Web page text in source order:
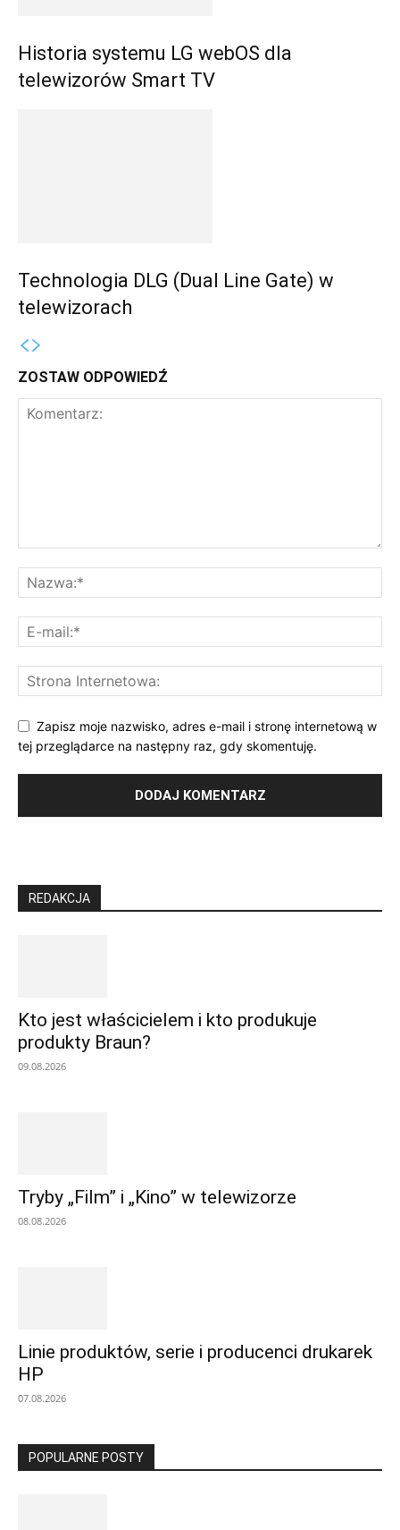
Historia systemu LG webOS dla
telewizorów Smart TV
Technologia DLG (Dual Line Gate) w
telewizorach
ZOSTAW ODPOWIEDŹ
Zapisz moje nazwisko, adres e-mail i stronę internetową w
tej przeglądarce na następny raz, gdy skomentuję.
REDAKCJA
Kto jest właścicielem i kto produkuje
produkty Braun?
09.08.2026
Tryby „Film” i „Kino” w telewizorze
08.08.2026
Linie produktów, serie i producenci drukarek
HP
07.08.2026
POPULARNE POSTY